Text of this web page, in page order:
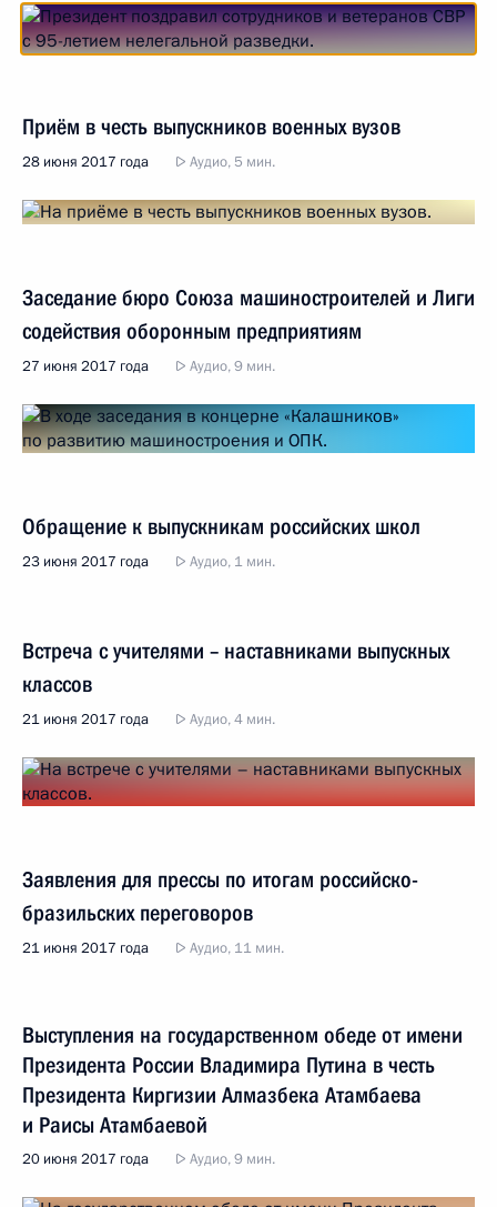
Приём в честь выпускников военных вузов
28 июня 2017 года Аудио, 5 мин.
Заседание бюро Союза машиностроителей и Лиги
содействия оборонным предприятиям
27 июня 2017 года Аудио, 9 мин.
Обращение к выпускникам российских школ
23 июня 2017 года Аудио, 1 мин.
Встреча с учителями – наставниками выпускных
классов
21 июня 2017 года Аудио, 4 мин.
Заявления для прессы по итогам российско-
бразильских переговоров
21 июня 2017 года Аудио, 11 мин.
Выступления на государственном обеде от имени
Президента России Владимира Путина в честь
Президента Киргизии Алмазбека Атамбаева
и Раисы Атамбаевой
20 июня 2017 года Аудио, 9 мин.